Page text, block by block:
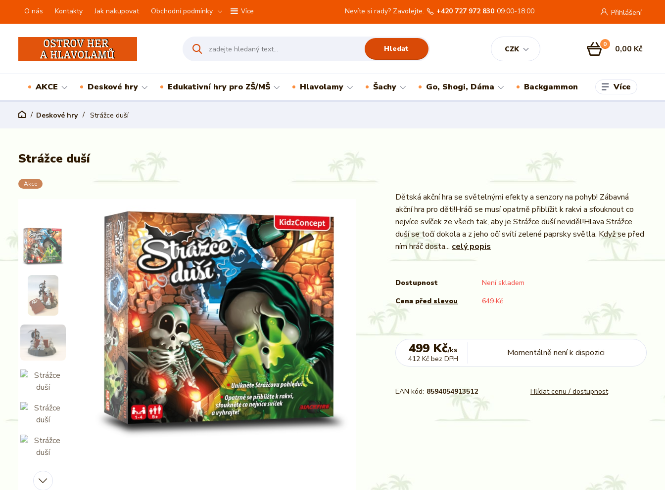
O nás Kontakty Jak nakupovat Obchodní podmínky Více
CZK
Přihlášení
Hledat
Nevíte si rady? Zavolejte. +420 727 972 830 09:00-18:00
0 0,00 Kč
AKCE Deskové hry Edukativní hry pro ZŠ/MŠ Hlavolamy Šachy Go, Shogi, Dáma Backgammon Více
Deskové hry Strážce duší
Strážce duší
Akce
Dětská akční hra se světelnými efekty a senzory na pohyb! Zábavná
akční hra pro děti!Hráči se musí opatrně přiblížit k rakvi a sfouknout co
nejvíce svíček ze všech tak, aby je Strážce duší neviděl!Hlava Strážce
duší se točí dokola a z jeho očí svítí zelené paprsky světla. Když se před
ním hráč dosta... celý popis
Dostupnost
Není skladem
Cena před slevou
649 Kč
499 Kč/ks
412 Kč bez DPH
Momentálně není k dispozici
EAN kód: 8594054913512 Hlídat cenu / dostupnost